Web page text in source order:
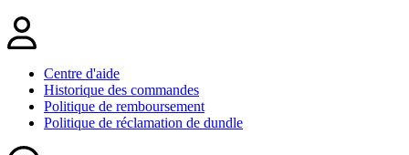
Centre d'aide
Historique des commandes
Politique de remboursement
Politique de réclamation de dundle